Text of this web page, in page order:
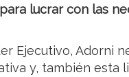
lucrar con las
Ejecutivo, Adorni
y, también esta